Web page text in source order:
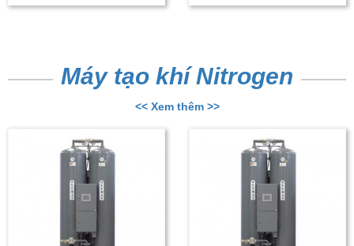
Máy tạo khí Nitrogen
<< Xem thêm >>